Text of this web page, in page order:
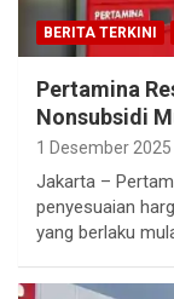
BERITA TERKINI
Pertamina
Nonsubsidi
1 Desember 2025
Jakarta –
penyesuaian
yang berlaku